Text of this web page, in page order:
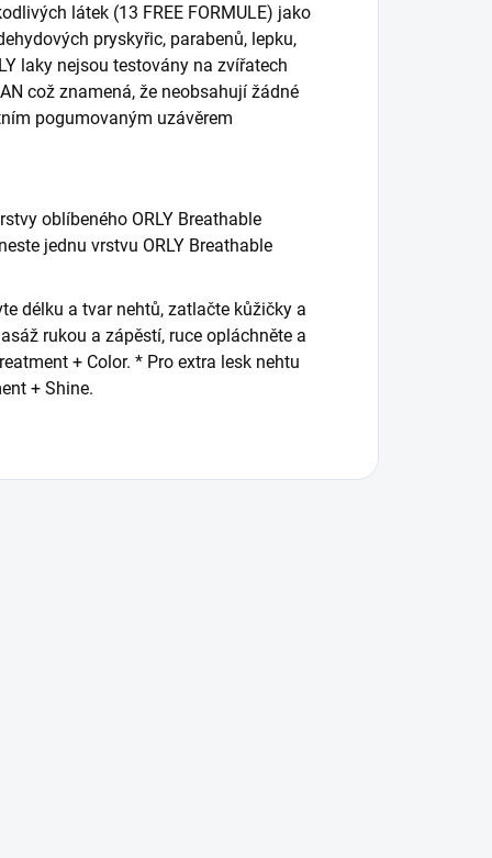
látek (13 FREE FORMULE) jako
pryskyřic, parabenů, lepku,
laky nejsou testovány na zvířatech
což znamená, že neobsahují žádné
pogumovaným uzávěrem
oblíbeného ORLY Breathable
jednu vrstvu ORLY Breathable
délku a tvar nehtů, zatlačte kůžičky a
rukou a zápěstí, ruce opláchněte a
+ Color. * Pro extra lesk nehtu
+ Shine.